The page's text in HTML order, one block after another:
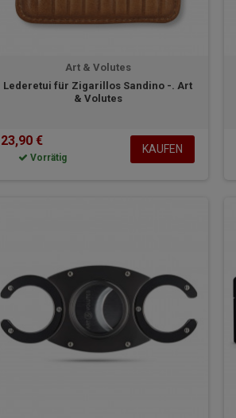
Art & Volutes
Lederetui für Zigarillos Sandino -. Art
& Volutes
23,90 €
Vorrätig
KAUFEN